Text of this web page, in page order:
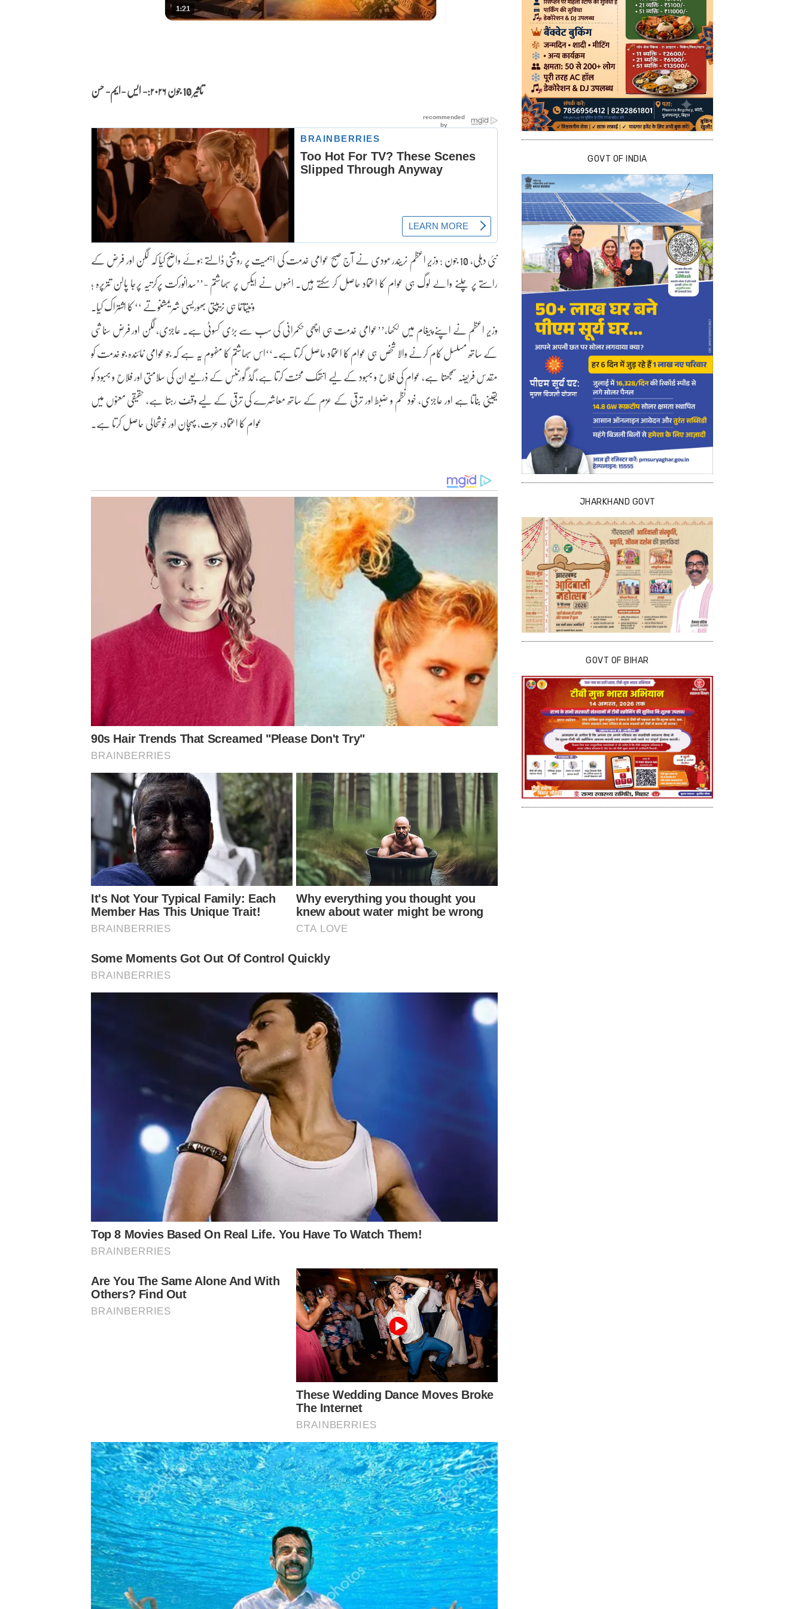
تاثیر 10 جون ۲۰۲۶:- ایس -ایم- حسن
نئی دہلی، 10 جون : وزیر اعظم نریندر مودی نے آج صبح عوامی خدمت کی اہمیت پر روشنی ڈالتے ہوئے واضح کیا کہ لگن اور فرض کے
راستے پر چلنے والے لوگ ہی عوام کا اعتماد حاصل کر سکتے ہیں۔ انہوں نے ایکس پر سبھاشتم -’’سدانورکت پرکرتیہ پرجا پالن تترپرہ ؛
ونیتاتما ہی نریپتی بھوریسی شریمشنوتے ‘‘ کا اشتراک کیا۔
وزیر اعظم نے اپنے پیغام میں لکھا،’’عوامی خدمت ہی اچھی حکمرانی کی سب سے بڑی کسوٹی ہے۔ عاجزی، لگن اور فرض سناشی
کے ساتھ مسلسل کام کرنے والا شخص ہی عوام کا اعتماد حاصل کرتا ہے۔‘‘اس سبھاشتم کا مفہوم یہ ہے کہ جو عوامی نمائندہ جو خدمت کو
مقدس فریضہ سمجھتا ہے، عوام کی فلاح و بہبود کے لیے انتھک محنت کرتا ہے، گڈ گورننس کے ذریعے ان کی سلامتی اور فلاح و بہبود کو
یقینی بناتا ہے اور عاجزی، خود نظم و ضبط اور ترقی کے عزم کے ساتھ معاشرے کی ترقی کے لیے وقف رہتا ہے، حقیقی معنوں میں
عوام کا اعتماد، عزت، پہچان اور خوشحالی حاصل کرتا ہے۔
GOVT OF INDIA
JHARKHAND GOVT
GOVT OF BIHAR